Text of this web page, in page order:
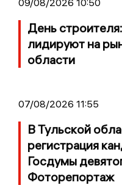
День
лидируют на
области
07/08/2026 11:55
В Тульской
регистрация
Госдумы
Фоторепортаж